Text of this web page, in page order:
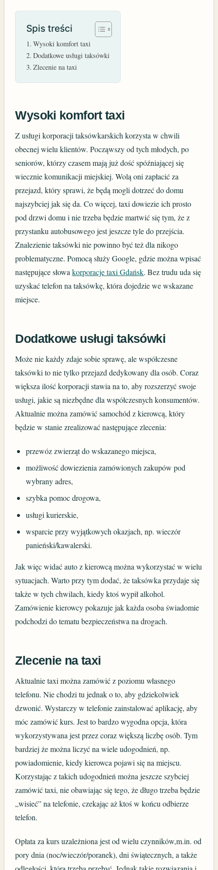
Spis treści
Wysoki komfort taxi
Dodatkowe usługi taksówki
Zlecenie na taxi
Wysoki komfort taxi
Z usługi korporacji taksówkarskich korzysta w chwili
obecnej wielu klientów. Począwszy od tych młodych, po
seniorów, którzy czasem mają już dość spóźniającej się
wiecznie komunikacji miejskiej. Wolą oni zapłacić za
przejazd, który sprawi, że będą mogli dotrzeć do domu
najszybciej jak się da. Co więcej, taxi dowiezie ich prosto
pod drzwi domu i nie trzeba będzie martwić się tym, że z
przystanku autobusowego jest jeszcze tyle do przejścia.
Znalezienie taksówki nie powinno być też dla nikogo
problematyczne. Pomocą służy Google, gdzie można wpisać
następujące słowakorporacje taxi Gdańsk. Bez trudu uda się
uzyskać telefon na taksówkę, która dojedzie we wskazane
miejsce.
Dodatkowe usługi taksówki
Może nie każdy zdaje sobie sprawę, ale współczesne
taksówki to nie tylko przejazd dedykowany dla osób. Coraz
większa ilość korporacji stawia na to, aby rozszerzyć swoje
usługi, jakie są niezbędne dla współczesnych konsumentów.
Aktualnie można zamówić samochód z kierowcą, który
będzie w stanie zrealizować następujące zlecenia:
przewóz zwierząt do wskazanego miejsca,
możliwość dowiezienia zamówionych zakupów pod
wybrany adres,
szybka pomoc drogowa,
usługi kurierskie,
wsparcie przy wyjątkowych okazjach, np. wieczór
panieński/kawalerski.
Jak więc widać auto z kierowcą można wykorzystać w wielu
sytuacjach. Warto przy tym dodać, że taksówka przydaje się
także w tych chwilach, kiedy ktoś wypił alkohol.
Zamówienie kierowcy pokazuje jak każda osoba świadomie
podchodzi do tematu bezpieczeństwa na drogach.
Zlecenie na taxi
Aktualnie taxi można zamówić z poziomu własnego
telefonu. Nie chodzi tu jednak o to, aby gdziekolwiek
dzwonić. Wystarczy w telefonie zainstalować aplikację, aby
móc zamówić kurs. Jest to bardzo wygodna opcja, która
wykorzystywana jest przez coraz większą liczbę osób. Tym
bardziej że można liczyć na wiele udogodnień, np.
powiadomienie, kiedy kierowca pojawi się na miejscu.
Korzystając z takich udogodnień można jeszcze szybciej
zamówić taxi, nie obawiając się tego, że długo trzeba będzie
„wisieć” na telefonie, czekając aż ktoś w końcu odbierze
telefon.
Opłata za kurs uzależniona jest od wielu czynników,m.in. od
pory dnia (noc/wieczór/poranek), dni świątecznych, a także